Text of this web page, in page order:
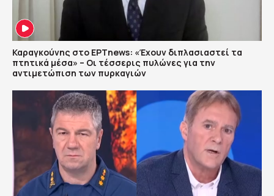
Καραγκούνης στο ΕΡΤnews: «Έχουν διπλασιαστεί τα
πτητικά μέσα» – Οι τέσσερις πυλώνες για την
αντιμετώπιση των πυρκαγιών